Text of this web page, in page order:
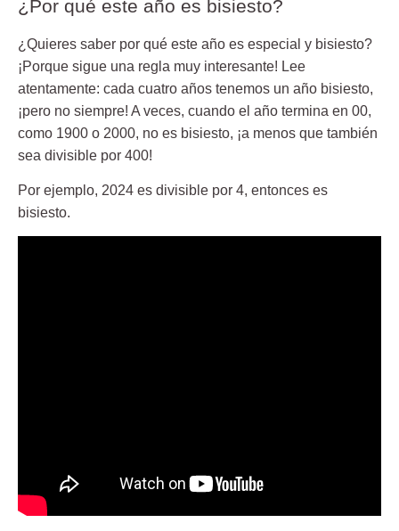
¿Por qué este año es bisiesto?
¿Quieres saber por qué este año es especial y bisiesto?
¡Porque sigue una regla muy interesante! Lee
atentamente: cada cuatro años tenemos un año bisiesto,
¡pero no siempre! A veces, cuando el año termina en 00,
como 1900 o 2000, no es bisiesto, ¡a menos que también
sea divisible por 400!
Por ejemplo, 2024 es divisible por 4, entonces es
bisiesto.